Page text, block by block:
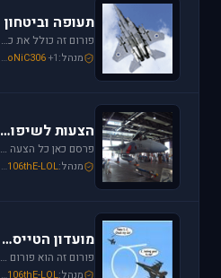
תעופה וביטחון
פורום זה כולל את כל נושאי התעופה האזרחית, הצבאית והבטחון בארץ ובעולם. ניתן לדון בכל נושא אקטואלי או היסטורי בתחומים אלו.
מנהל: SoNiC306+1
הצעות לשיפור / הערות ומתן פידבק
פרסם כאן כל הצעה לשיפור שברצונך לראות מתגשמת או הערות לגבי דברים שברצונך לראות נעלמים או מציקים לך.
מנהל: ,106thE-LOL
מועדון הטייסים
פורום זה הוא פורום (OT (Off Topic פרסם כאן כל הודעה שמתחשקת לך וראויה לדיון.
מנהל: ,106thE-LOL